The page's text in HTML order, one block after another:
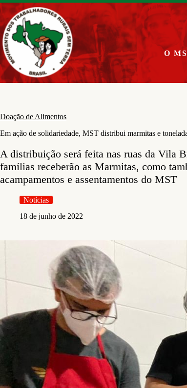
Pular
para
o
conteúdo
O
Doação de Alimentos
Em ação de solidariedade, MST distribui marmitas e
A distribuição será feita nas ruas da Vila
famílias receberão as Marmitas, como
acampamentos e assentamentos do MST
Notícias
18 de junho de 2022